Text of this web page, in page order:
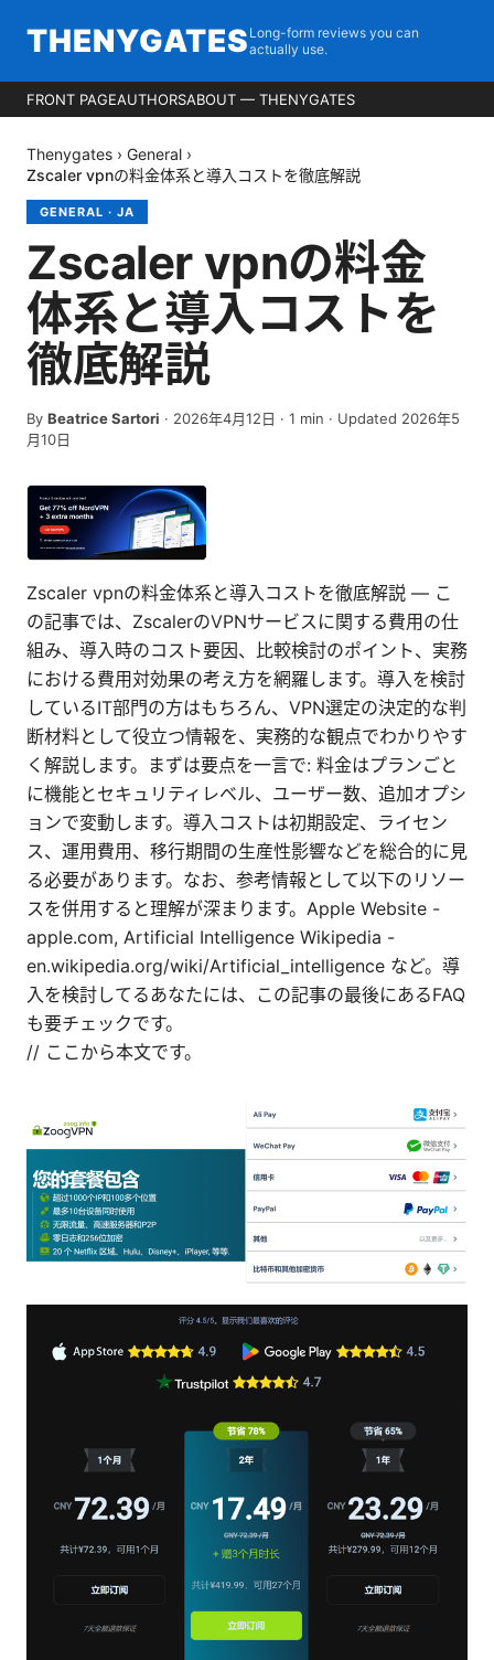
THENYGATES Long-form reviews you can
actually use.
FRONT PAGEAUTHORSABOUT — THENYGATES
Thenygates › General ›
Zscaler vpnの料金体系と導入コストを徹底解説
GENERAL · JA
Zscaler vpnの料金
体系と導入コストを
徹底解説
By Beatrice Sartori · 2026年4月12日 · 1 min · Updated 2026年5
月10日
Zscaler vpnの料金体系と導入コストを徹底解説 — こ
の記事では、ZscalerのVPNサービスに関する費用の仕
組み、導入時のコスト要因、比較検討のポイント、実務
における費用対効果の考え方を網羅します。導入を検討
しているIT部門の方はもちろん、VPN選定の決定的な判
断材料として役立つ情報を、実務的な観点でわかりやす
く解説します。まずは要点を一言で: 料金はプランごと
に機能とセキュリティレベル、ユーザー数、追加オプシ
ョンで変動します。導入コストは初期設定、ライセン
ス、運用費用、移行期間の生産性影響などを総合的に見
る必要があります。なお、参考情報として以下のリソー
スを併用すると理解が深まります。Apple Website -
apple.com, Artificial Intelligence Wikipedia -
en.wikipedia.org/wiki/Artificial_intelligence など。導
入を検討してるあなたには、この記事の最後にあるFAQ
も要チェックです。
// ここから本文です。